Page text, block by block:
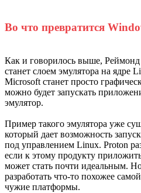
Во что превратится
Как и говорилось выше, Реймонд
станет слоем эмулятора на
Microsoft станет просто
можно будет запускать
эмулятор.
Пример такого эмулятора уже
который дает возможность
под управлением Linux. Proton
если к этому продукту
может стать почти идеальным.
разработать что-то похожее
чужие платформы.